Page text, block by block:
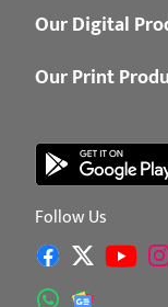
Follow Us
Our Digital
Our Print